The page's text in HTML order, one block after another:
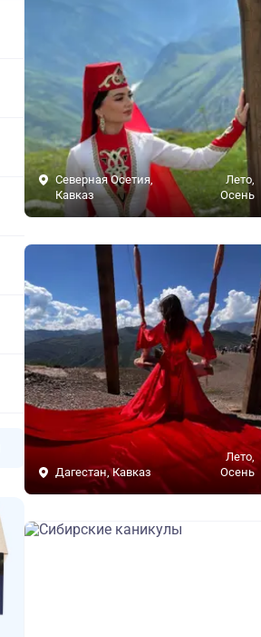
Северная Осетия,
Кавказ
Лето,
Осень
Дагестан, Кавказ
Лето,
Осень